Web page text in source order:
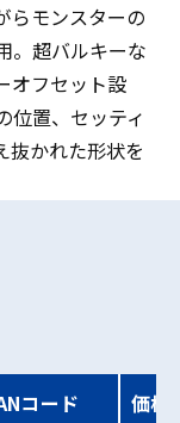
らモンスターの
。超バルキーな
オフセット設
位置、セッティ
抜かれた形状を
コード
価格